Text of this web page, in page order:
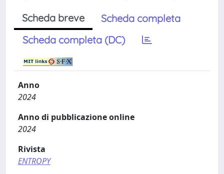
Scheda breve
Scheda completa
Scheda completa (DC)
Anno
2024
Anno di pubblicazione online
2024
Rivista
ENTROPY